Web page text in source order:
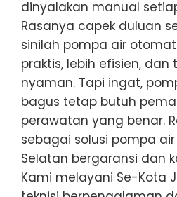
dinyalakan manual
Rasanya capek duluan
sinilah pompa air
praktis, lebih efisien, dan
nyaman. Tapi ingat,
bagus tetap butuh
perawatan yang benar.
sebagai solusi pompa
Selatan bergaransi dan
Kami melayani Se-Kota